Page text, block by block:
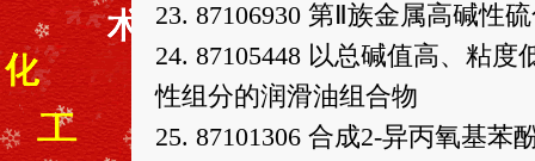
23. 87106930 第Ⅱ族金属高碱性
24. 87105448 以总碱值高、粘
性组分的润滑油组合物
25. 87101306 合成2-异丙氧基苯